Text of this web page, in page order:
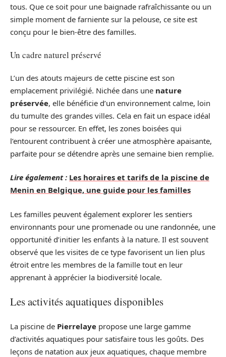
tous. Que ce soit pour une baignade rafraîchissante ou un
simple moment de farniente sur la pelouse, ce site est
conçu pour le bien-être des familles.
Un cadre naturel préservé
L’un des atouts majeurs de cette piscine est son
emplacement privilégié. Nichée dans une nature
préservée, elle bénéficie d’un environnement calme, loin
du tumulte des grandes villes. Cela en fait un espace idéal
pour se ressourcer. En effet, les zones boisées qui
l’entourent contribuent à créer une atmosphère apaisante,
parfaite pour se détendre après une semaine bien remplie.
Lire également : Les horaires et tarifs de la piscine de
Menin en Belgique, une guide pour les familles
Les familles peuvent également explorer les sentiers
environnants pour une promenade ou une randonnée, une
opportunité d’initier les enfants à la nature. Il est souvent
observé que les visites de ce type favorisent un lien plus
étroit entre les membres de la famille tout en leur
apprenant à apprécier la biodiversité locale.
Les activités aquatiques disponibles
La piscine de Pierrelaye propose une large gamme
d’activités aquatiques pour satisfaire tous les goûts. Des
leçons de natation aux jeux aquatiques, chaque membre